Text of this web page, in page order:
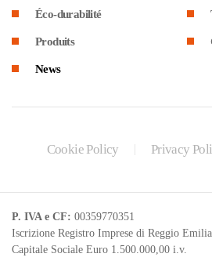
Éco-durabilité
Produits
News
Cookie Policy Privacy
P. IVA e CF: 00359770351
Iscrizione Registro Imprese di Reggio
Capitale Sociale Euro 1.500.000,00 i.v.